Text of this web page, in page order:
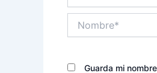
Guarda mi